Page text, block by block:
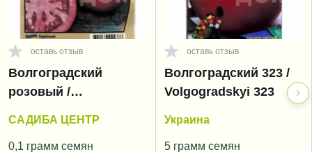
оставь отзыв
Волгоградский
розовый /
САДИБА ЦЕНТР
0,1 грамм семян
оставь отзыв
Волгоградский 323 /
Volgogradskyi 323
Украина
5 грамм семян